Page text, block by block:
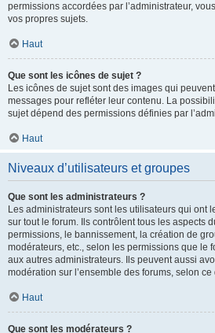
permissions accordées par l’administrateur,
vos propres sujets.
Haut
Que sont les icônes de sujet ?
Les icônes de sujet sont des images qui
messages pour refléter leur contenu. La
sujet dépend des permissions définies par
Haut
Niveaux d’utilisateurs et groupes
Que sont les administrateurs ?
Les administrateurs sont les utilisateurs qui ont
sur tout le forum. Ils contrôlent tous les aspects
permissions, le bannissement, la création de
modérateurs, etc., selon les permissions que le
aux autres administrateurs. Ils peuvent aussi
modération sur l’ensemble des forums, selon
Haut
Que sont les modérateurs ?